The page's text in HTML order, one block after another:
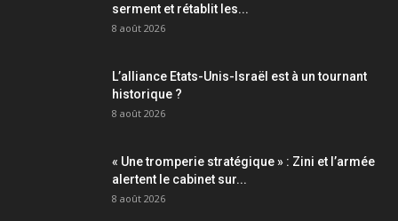
serment et rétablit les...
8 août 2026
L’alliance Etats-Unis-Israël est à un tournant
historique ?
8 août 2026
« Une tromperie stratégique » : Zini et l’armée
alertent le cabinet sur...
8 août 2026